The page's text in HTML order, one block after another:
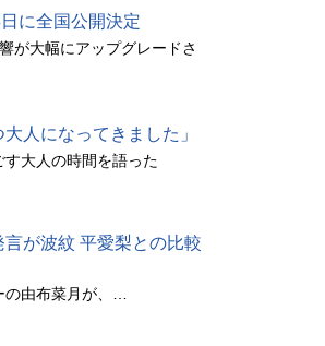
に全国公開決定
が大幅にアップグレードさ
人になってきました」
大人の時間を語った
言が波紋 平愛梨との比較
由布菜月が、…